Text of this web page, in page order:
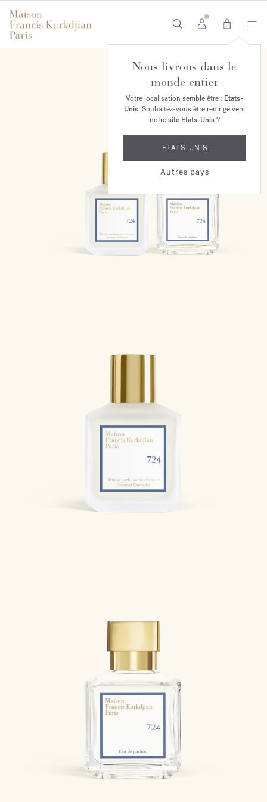
0
Nous livrons dans le
monde entier
Votre localisation semble être : Etats-
Unis. Souhaitez-vous être redirigé vers
notresite Etats-Unis?
ETATS-UNIS
Autres pays
EXCLUSIVITÉ EN LIGNE